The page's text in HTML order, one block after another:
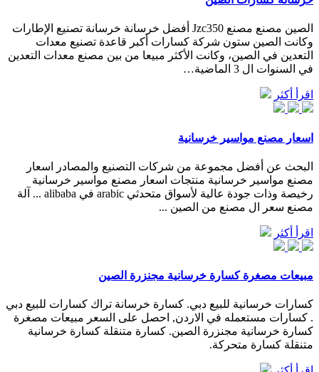
الصين مصنع مصنع Jzc350 أفضل خرسانة خرسانة تصنيع الإطارات
وكانت الصين ستون شركة كسارات أكبر قاعدة تصنيع معدات
التعدين في الصين، وكانت الأكثر مبيعا من بين مصنع معدات التعدين
في السنوات ال 3 الماضية…
اقرأ أكثر
اسعار مصنع مواسير خرسانية
البحث عن أفضل مجموعة من شركات التصنيع والمصادر اسعار
مصنع مواسير خرسانية منتجات اسعار مصنع مواسير خرسانية
رخيصة وذات جودة عالية لأسواق متحدثي arabic في alibaba ... آلة
مصنع سعر ال مصنع من الصين ...
اقرأ أكثر
مبيعات مصغرة كسارة خرسانية مجنزرة الصين
كسارات خرسانية للبيع دبي. كسارة خرسانة تراك كسارات للبيع دبي
. كسارات مستعمله في الاردن, احصل على السعر مبيعات مصغرة
كسارة خرسانية مجنزرة الصين. كسارة متنقلة كسارة خرسانية
متنقلة كسارة متحركة.